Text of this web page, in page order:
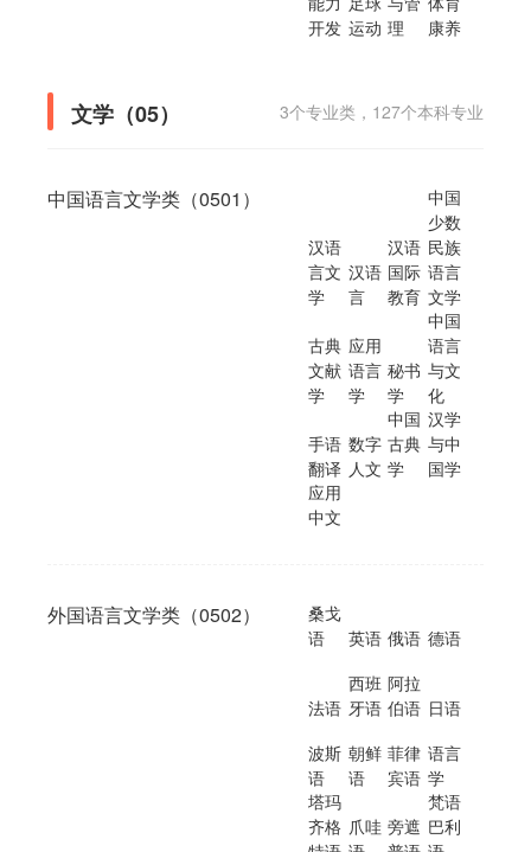
开发 运动 理
康养
文学（05） 3个专业类，127个本科专业
中国语言文学类（0501）
汉语
言文
学
汉语
言
汉语
国际
教育
中国
少数
民族
语言
文学
古典
文献
学
应用
语言
学
秘书
学
中国
语言
与文
化
手语
翻译
数字
人文
中国
古典
学
汉学
与中
国学
应用
中文
外国语言文学类（0502）
桑戈
语
英语 俄语 德语
法语
西班
牙语
阿拉
伯语 日语
波斯
语
朝鲜
语
菲律
宾语
语言
学
塔玛
齐格 爪哇 旁遮
梵语
巴利